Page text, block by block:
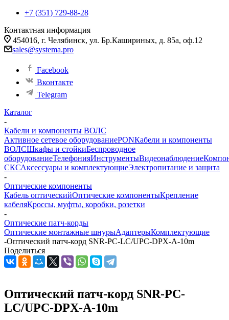
+7 (351) 729-88-28
Контактная информация
454016, г. Челябинск, ул. Бр.Кашириных, д. 85а, оф.12
sales@systema.pro
Facebook
Вконтакте
Telegram
Каталог
-
Кабели и компоненты ВОЛС
Активное сетевое оборудованиеPONКабели и компоненты
ВОЛСШкафы и стойкиБеспроводное
оборудованиеТелефонияИнструментыВидеонаблюдение
СКСАксессуары и комплектующиеЭлектропитание и защита
-
Оптические компоненты
Кабель оптическийОптические компонентыКрепление
кабеляКроссы, муфты, коробки, розетки
-
Оптические патч-корды
Оптические монтажные шнурыАдаптерыКомплектующие
-Оптический патч-корд SNR-PC-LC/UPC-DPX-A-10m
Поделиться
Оптический патч-корд SNR-PC-
LC/UPC-DPX-A-10m